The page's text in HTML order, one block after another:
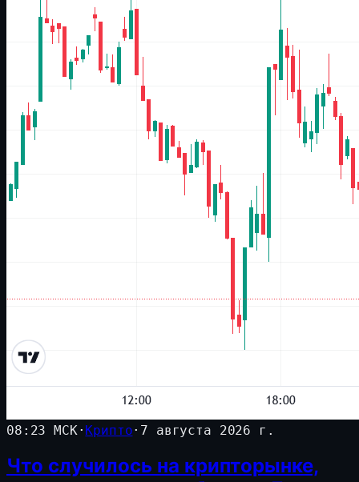
08:23 МСК· Крипто· 7 августа 2026 г.
Что случилось на крипторынке,